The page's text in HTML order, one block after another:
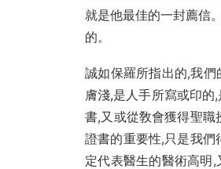
就是他最佳的一封薦信
的。
誠如保羅所指出的,我
膚淺,是人手所寫或印
書,又或從敎會獲得聖
證書的重要性,只是我們
定代表醫生的醫術高明